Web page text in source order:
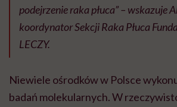
podejrzenie raka płuca” – wskazuje
koordynator Sekcji Raka Płuca
LECZY.
Niewiele ośrodków w Polsce
badań molekularnych. W